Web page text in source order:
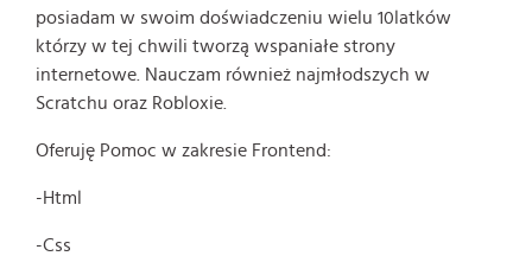
posiadam w swoim doświadczeniu wielu 10latków
którzy w tej chwili tworzą wspaniałe strony
internetowe. Nauczam również najmłodszych w
Scratchu oraz Robloxie.
Oferuję Pomoc w zakresie Frontend:
-Html
-Css